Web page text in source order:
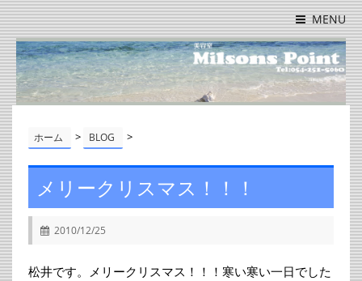
MENU
ホーム > BLOG >
メリークリスマス！！！
2010/12/25
松井です。メリークリスマス！！！寒い寒い一日でした